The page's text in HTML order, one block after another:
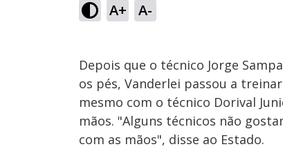
A+ A-
Depois que o técnico Jorge
os pés, Vanderlei passou a
mesmo com o técnico Dorival
mãos. "Alguns técnicos não
com as mãos", disse ao Estado.